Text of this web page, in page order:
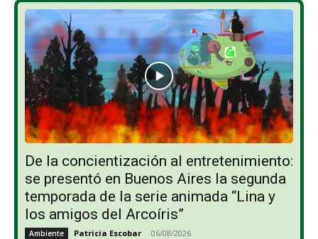
De la concientización al entretenimiento:
se presentó en Buenos Aires la segunda
temporada de la serie animada “Lina y
los amigos del Arcoíris”
Ambiente Patricia Escobar - 06/08/2026